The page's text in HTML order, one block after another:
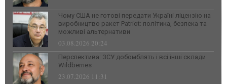
Чому США не готові передати Україні ліцензію на
виробництво ракет Patriot: політика, безпека та
можливі альтернативи
03.08.2026 20:24
Перспектива: ЗСУ добомблять і всі інші склади
Wildberries
23.07.2026 11:31